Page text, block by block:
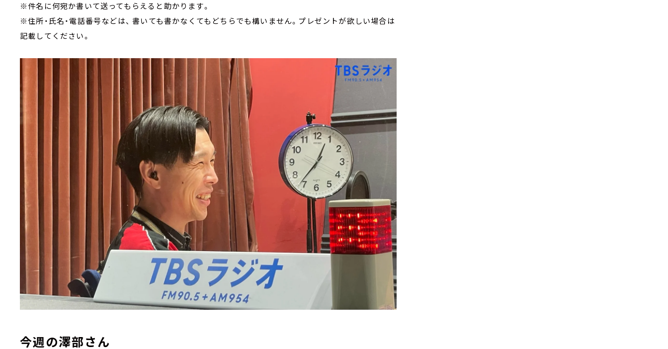
※件名に何宛か書いて送ってもらえると助かります。
※住所・氏名・電話番号などは、 書いても書かなくてもどちらでも構いません。プレゼントが欲しい場合は
記載してください。
今週の澤部さん